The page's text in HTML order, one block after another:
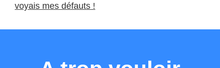
voyais mes défauts !